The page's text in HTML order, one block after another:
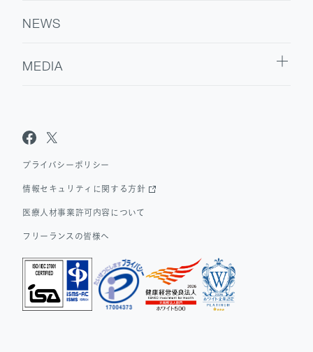
NEWS
MEDIA
Dr.アルなび
プライバシーポリシー
情報セキュリティに関する方針
医療人材事業許可内容について
フリーランスの皆様へ